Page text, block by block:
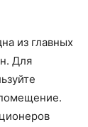
из главных
Для